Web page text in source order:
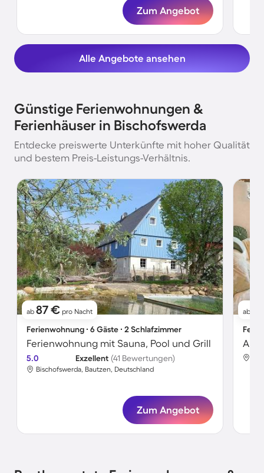
Zum Angebot
Alle Angebote ansehen
Günstige Ferienwohnungen &
Ferienhäuser in Bischofswerda
Entdecke preiswerte Unterkünfte mit hoher Qualität
und bestem Preis-Leistungs-Verhältnis.
ab 87 € pro Nacht
Ferienwohnung ∙ 6 Gäste ∙ 2 Schlafzimmer
Ferienwohnung mit Sauna, Pool und Grill
5.0 Exzellent (41 Bewertungen)
Bischofswerda, Bautzen, Deutschland
Zum Angebot
ab